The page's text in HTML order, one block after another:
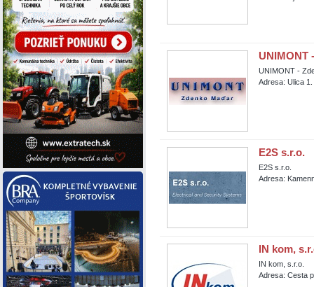
UNIMONT
UNIMONT -
Adresa: Ulica
E2S s.r.o.
E2S s.r.o.
Adresa:
IN kom,
IN kom, s.r.o.
Adresa: Cesta